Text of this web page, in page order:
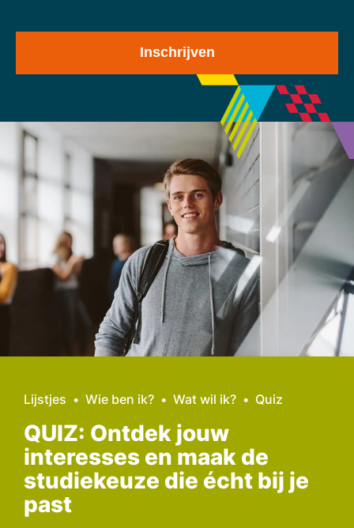
Lijstjes Wie ben ik? Wat wil ik? Quiz
QUIZ: Ontdek jouw
interesses en maak de
studiekeuze die écht bij je
past